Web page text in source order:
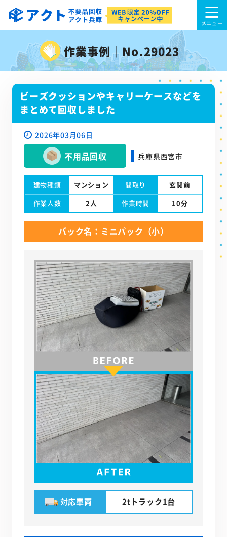
作業事例｜No.29023
ビーズクッションやキャリーケースなどを
まとめて回収しました
2026年03月06日
不用品回収 兵庫県西宮市
建物種類 マンション 間取り
玄関前
作業人数
2人 作業時間 10分
パック名：ミニパック（小）
対応車両 2tトラック1台